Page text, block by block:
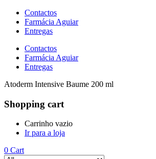
Contactos
Farmácia Aguiar
Entregas
Contactos
Farmácia Aguiar
Entregas
Atoderm Intensive Baume 200 ml
Shopping cart
Carrinho vazio
Ir para a loja
0 Cart